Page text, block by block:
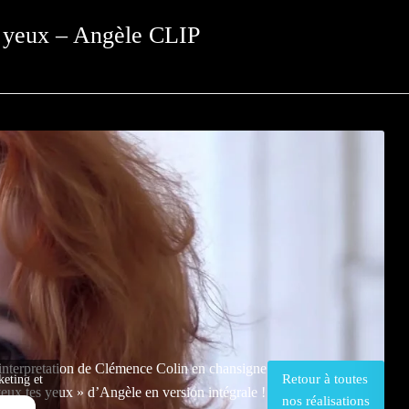
– Angèle CLIP
de Clémence Colin en chansigne
tes yeux » d’Angèle en version intégrale !
Retour à toutes
nos réalisations
et